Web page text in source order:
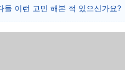
들 이런 고민 해본 적 있으신가요?